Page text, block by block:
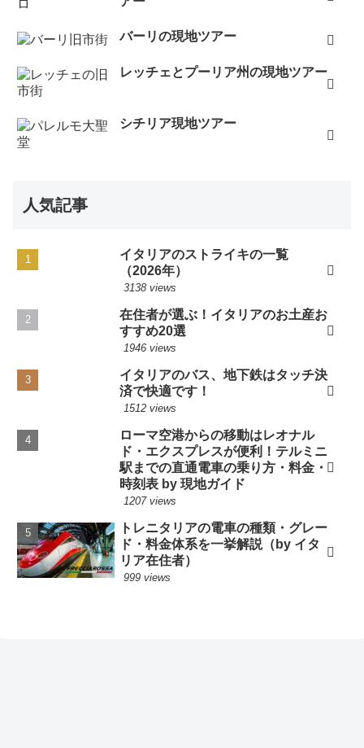
バーリの現地ツアー
レッチェとプーリア州の現地ツアー
シチリア現地ツアー
人気記事
イタリアのストライキの一覧
（2026年）
3138 views
在住者が選ぶ！イタリアのお土産お
すすめ20選
1946 views
イタリアのバス、地下鉄はタッチ決
済で快適です！
1512 views
ローマ空港からの移動はレオナル
ド・エクスプレスが便利！テルミニ
駅までの直通電車の乗り方・料金・
時刻表 by 現地ガイド
1207 views
トレニタリアの電車の種類・グレー
ド・料金体系を一挙解説（by イタ
リア在住者）
999 views